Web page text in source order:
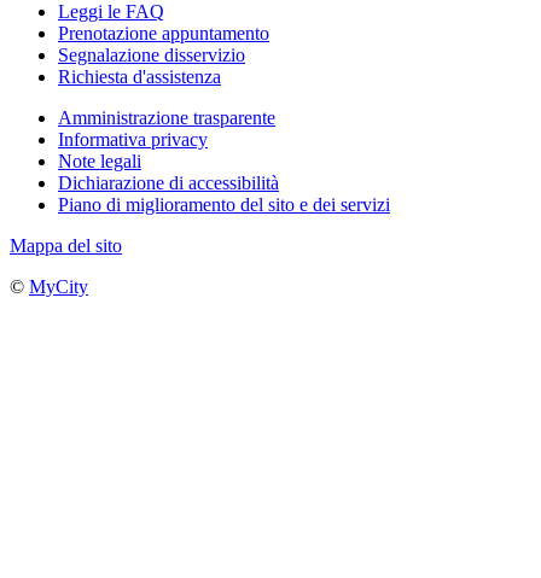
Leggi le FAQ
Prenotazione appuntamento
Segnalazione disservizio
Richiesta d'assistenza
Amministrazione trasparente
Informativa privacy
Note legali
Dichiarazione di accessibilità
Piano di miglioramento del sito e dei servizi
Mappa del sito
© MyCity